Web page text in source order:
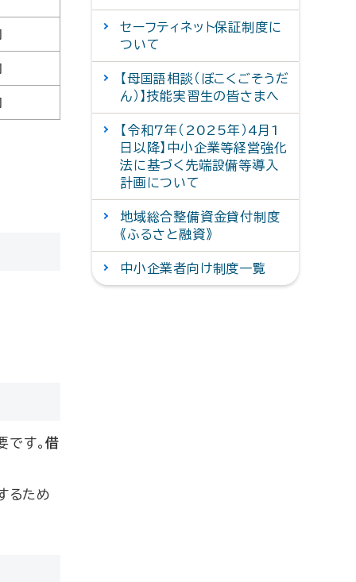
です。借
るため
セーフティネット保証制度に
ついて
【母国語相談（ぼこくごそうだ
ん）】技能実習生の皆さまへ
【令和7年（2025年）4月1
日以降】中小企業等経営強化
法に基づく先端設備等導入
計画について
地域総合整備資金貸付制度
《ふるさと融資》
中小企業者向け制度一覧